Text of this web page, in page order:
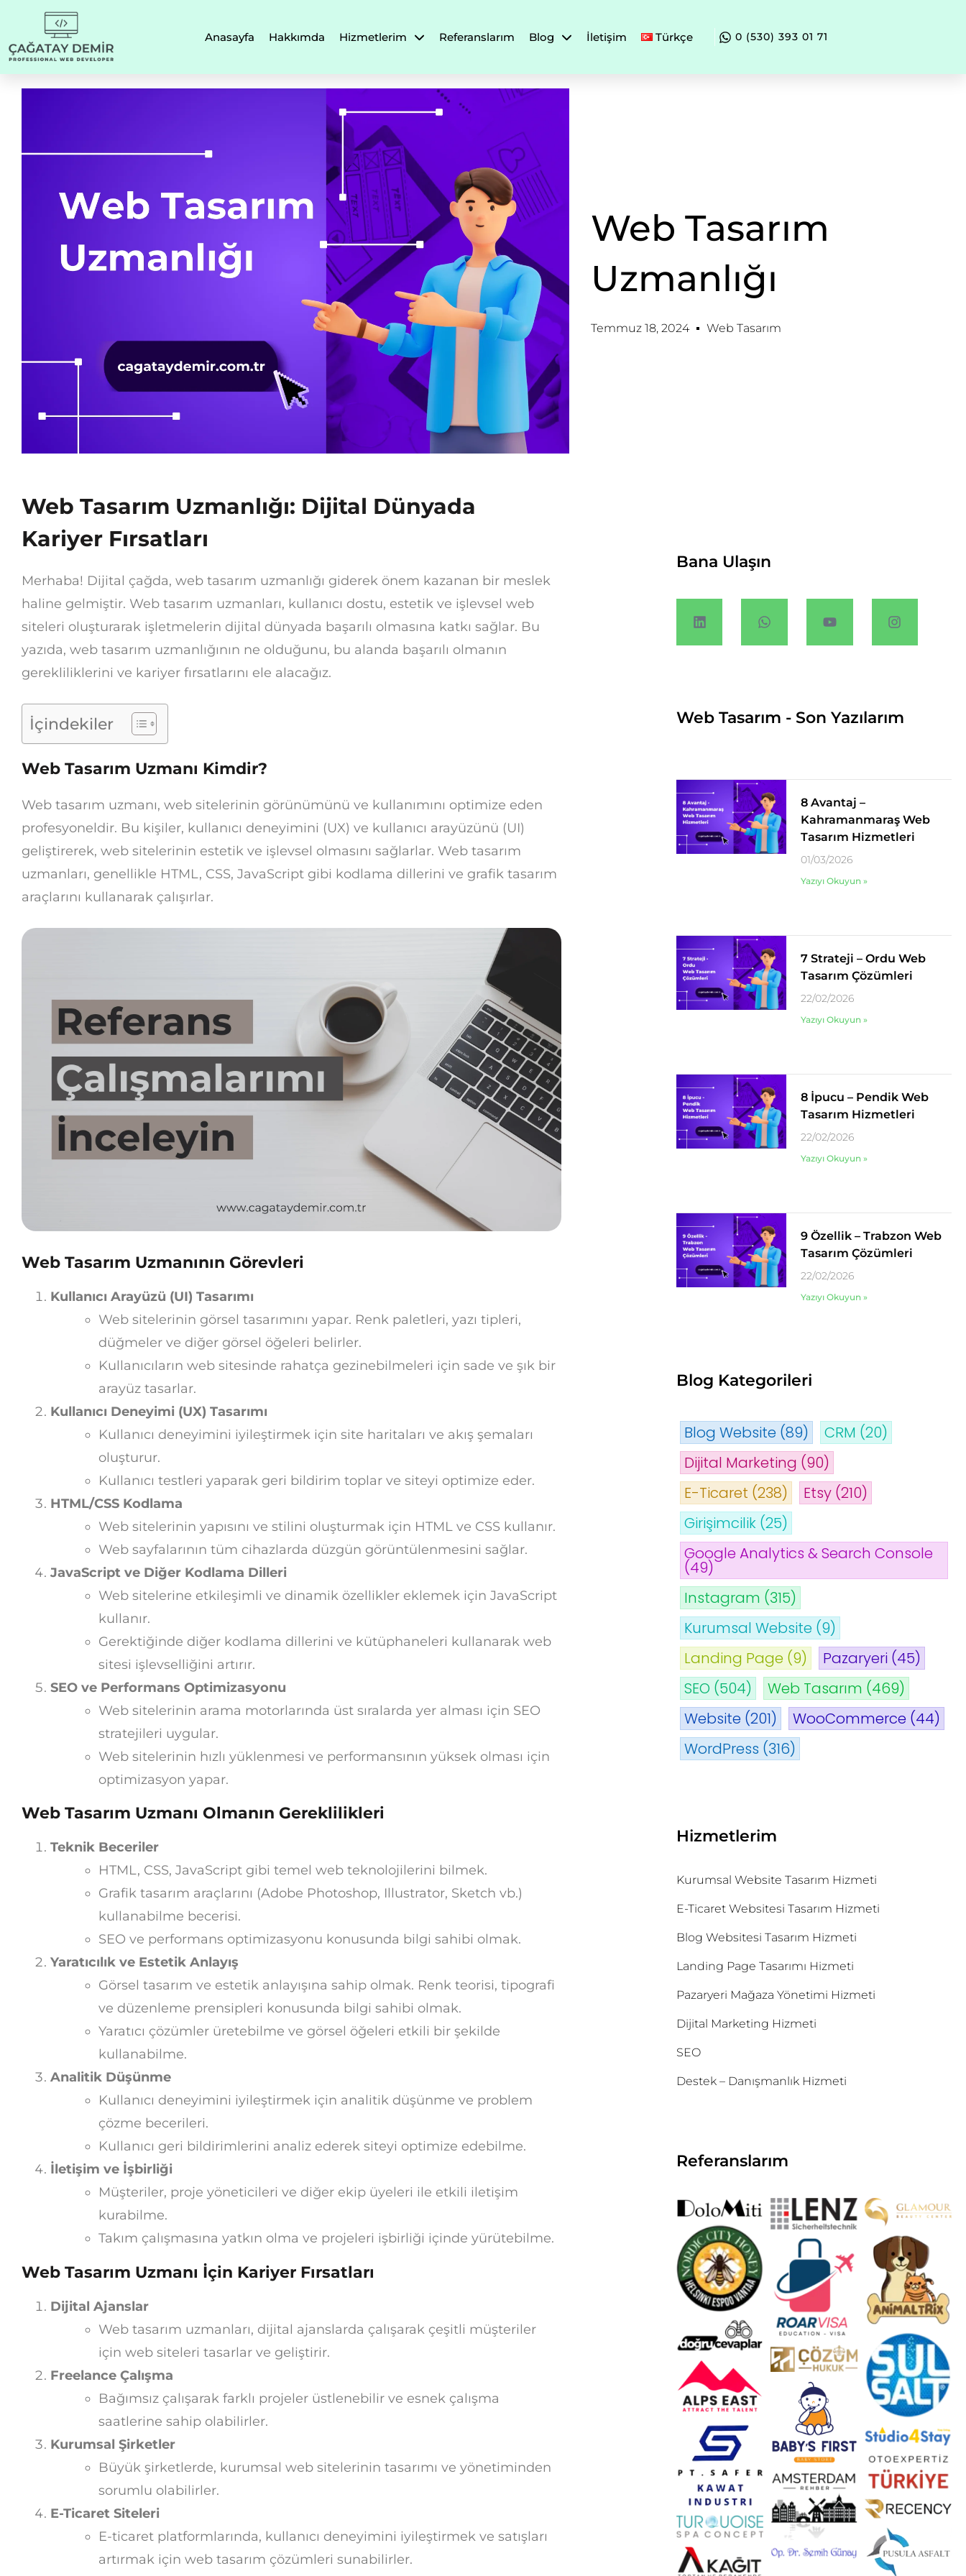
Anasayfa Hakkımda Hizmetlerim Referanslarım Blog İletişim Türkçe 0 (530) 393 01 71
Web Tasarım
Uzmanlığı
Temmuz 18, 2024 Web Tasarım
Web Tasarım Uzmanlığı: Dijital Dünyada
Kariyer Fırsatları
Merhaba! Dijital çağda, web tasarım uzmanlığı giderek önem kazanan bir meslek
haline gelmiştir. Web tasarım uzmanları, kullanıcı dostu, estetik ve işlevsel web
siteleri oluşturarak işletmelerin dijital dünyada başarılı olmasına katkı sağlar. Bu
yazıda, web tasarım uzmanlığının ne olduğunu, bu alanda başarılı olmanın
gerekliliklerini ve kariyer fırsatlarını ele alacağız.
İçindekiler
Web Tasarım Uzmanı Kimdir?
Web tasarım uzmanı, web sitelerinin görünümünü ve kullanımını optimize eden
profesyoneldir. Bu kişiler, kullanıcı deneyimini (UX) ve kullanıcı arayüzünü (UI)
geliştirerek, web sitelerinin estetik ve işlevsel olmasını sağlarlar. Web tasarım
uzmanları, genellikle HTML, CSS, JavaScript gibi kodlama dillerini ve grafik tasarım
araçlarını kullanarak çalışırlar.
Web Tasarım Uzmanının Görevleri
Kullanıcı Arayüzü (UI) Tasarımı
Web sitelerinin görsel tasarımını yapar. Renk paletleri, yazı tipleri,
düğmeler ve diğer görsel öğeleri belirler.
Kullanıcıların web sitesinde rahatça gezinebilmeleri için sade ve şık bir
arayüz tasarlar.
Kullanıcı Deneyimi (UX) Tasarımı
Kullanıcı deneyimini iyileştirmek için site haritaları ve akış şemaları
oluşturur.
Kullanıcı testleri yaparak geri bildirim toplar ve siteyi optimize eder.
HTML/CSS Kodlama
Web sitelerinin yapısını ve stilini oluşturmak için HTML ve CSS kullanır.
Web sayfalarının tüm cihazlarda düzgün görüntülenmesini sağlar.
JavaScript ve Diğer Kodlama Dilleri
Web sitelerine etkileşimli ve dinamik özellikler eklemek için JavaScript
kullanır.
Gerektiğinde diğer kodlama dillerini ve kütüphaneleri kullanarak web
sitesi işlevselliğini artırır.
SEO ve Performans Optimizasyonu
Web sitelerinin arama motorlarında üst sıralarda yer alması için SEO
stratejileri uygular.
Web sitelerinin hızlı yüklenmesi ve performansının yüksek olması için
optimizasyon yapar.
Web Tasarım Uzmanı Olmanın Gereklilikleri
Teknik Beceriler
HTML, CSS, JavaScript gibi temel web teknolojilerini bilmek.
Grafik tasarım araçlarını (Adobe Photoshop, Illustrator, Sketch vb.)
kullanabilme becerisi.
SEO ve performans optimizasyonu konusunda bilgi sahibi olmak.
Yaratıcılık ve Estetik Anlayış
Görsel tasarım ve estetik anlayışına sahip olmak. Renk teorisi, tipografi
ve düzenleme prensipleri konusunda bilgi sahibi olmak.
Yaratıcı çözümler üretebilme ve görsel öğeleri etkili bir şekilde
kullanabilme.
Analitik Düşünme
Kullanıcı deneyimini iyileştirmek için analitik düşünme ve problem
çözme becerileri.
Kullanıcı geri bildirimlerini analiz ederek siteyi optimize edebilme.
İletişim ve İşbirliği
Müşteriler, proje yöneticileri ve diğer ekip üyeleri ile etkili iletişim
kurabilme.
Takım çalışmasına yatkın olma ve projeleri işbirliği içinde yürütebilme.
Web Tasarım Uzmanı İçin Kariyer Fırsatları
Dijital Ajanslar
Web tasarım uzmanları, dijital ajanslarda çalışarak çeşitli müşteriler
için web siteleri tasarlar ve geliştirir.
Freelance Çalışma
Bağımsız çalışarak farklı projeler üstlenebilir ve esnek çalışma
saatlerine sahip olabilirler.
Kurumsal Şirketler
Büyük şirketlerde, kurumsal web sitelerinin tasarımı ve yönetiminden
sorumlu olabilirler.
E-Ticaret Siteleri
E-ticaret platformlarında, kullanıcı deneyimini iyileştirmek ve satışları
artırmak için web tasarım çözümleri sunabilirler.
Bana Ulaşın
Web Tasarım - Son Yazılarım
8 Avantaj –
Kahramanmaraş Web
Tasarım Hizmetleri
01/03/2026
Yazıyı Okuyun »
7 Strateji – Ordu Web
Tasarım Çözümleri
22/02/2026
Yazıyı Okuyun »
8 İpucu – Pendik Web
Tasarım Hizmetleri
22/02/2026
Yazıyı Okuyun »
9 Özellik – Trabzon Web
Tasarım Çözümleri
22/02/2026
Yazıyı Okuyun »
Blog Kategorileri
Blog Website (89) CRM (20)
Dijital Marketing (90)
E-Ticaret (238) Etsy (210)
Girişimcilik (25)
Google Analytics & Search Console
(49)
Instagram (315)
Kurumsal Website (9)
Landing Page (9) Pazaryeri (45)
SEO (504) Web Tasarım (469)
Website (201) WooCommerce (44)
WordPress (316)
Hizmetlerim
Kurumsal Website Tasarım Hizmeti
E-Ticaret Websitesi Tasarım Hizmeti
Blog Websitesi Tasarım Hizmeti
Landing Page Tasarımı Hizmeti
Pazaryeri Mağaza Yönetimi Hizmeti
Dijital Marketing Hizmeti
SEO
Destek – Danışmanlık Hizmeti
Referanslarım